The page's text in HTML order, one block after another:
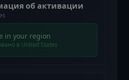
об активации
in your region
в United States